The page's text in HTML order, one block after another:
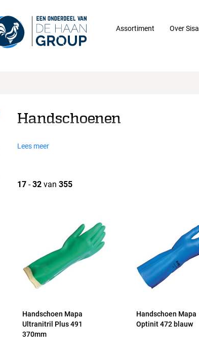
Assortiment Over Sisa
Handschoenen
Lees meer
17 -32 van 355
Handschoen Mapa
Ultranitril Plus 491
370mm
Handschoen Mapa
Optinit 472 blauw